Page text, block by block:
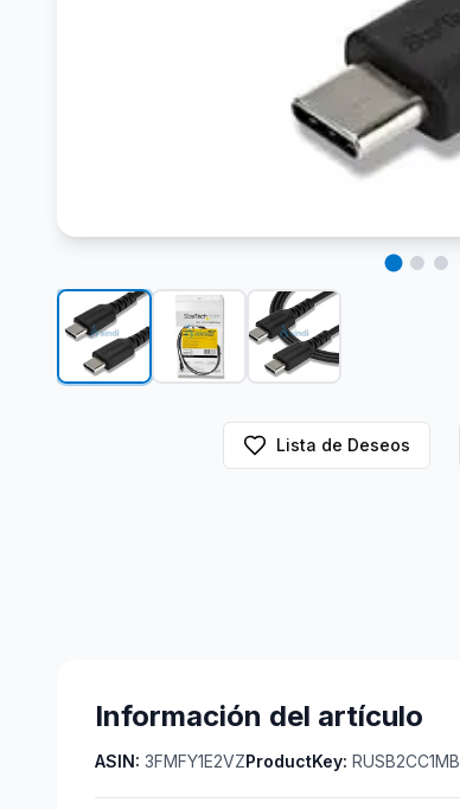
Lista de Deseos
Información del artículo
ASIN: 3FMFY1E2VZProductKey: RUSB2CC1MB